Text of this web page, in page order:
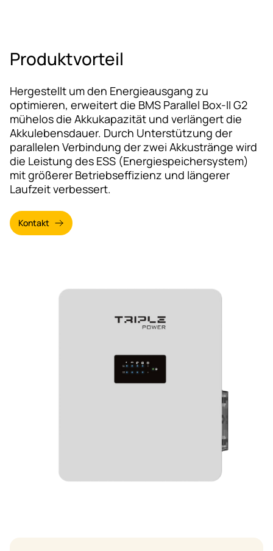
Produktvorteil
Hergestellt um den Energieausgang zu
optimieren, erweitert die BMS Parallel Box-II G2
mühelos die Akkukapazität und verlängert die
Akkulebensdauer. Durch Unterstützung der
parallelen Verbindung der zwei Akkustränge wird
die Leistung des ESS (Energiespeichersystem)
mit größerer Betriebseffizienz und längerer
Laufzeit verbessert.
Kontakt